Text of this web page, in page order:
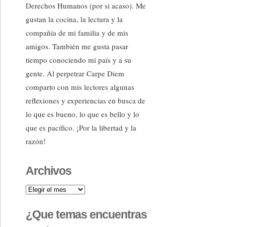
Derechos Humanos (por si acaso). Me
gustan la cocina, la lectura y la
compañía de mi familia y de mis
amigos. También me gusta pasar
tiempo conociendo mi país y a su
gente. Al perpetrar Carpe Diem
comparto con mis lectores algunas
reflexiones y experiencias en busca de
lo que es bueno, lo que es bello y lo
que es pacífico. ¡Por la libertad y la
razón!
Archivos
Archivos
¿Que temas encuentras